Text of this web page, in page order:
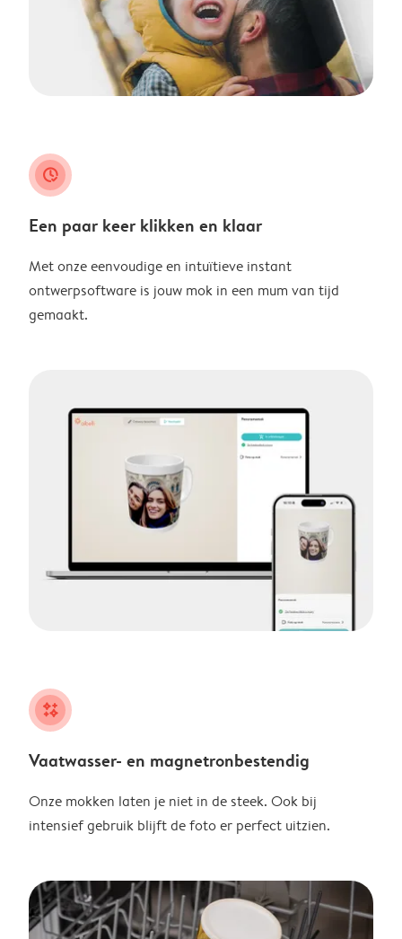
clock_check
Een paar keer klikken en klaar
Met onze eenvoudige en intuïtieve instant
ontwerpsoftware is jouw mok in een mum van tijd
gemaakt.
night
Vaatwasser- en magnetronbestendig
Onze mokken laten je niet in de steek. Ook bij
intensief gebruik blijft de foto er perfect uitzien.